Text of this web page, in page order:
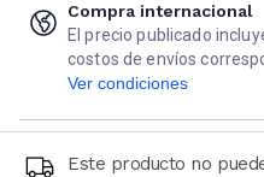
Compra internacional
El precio publicado
costos de envíos
Ver condiciones
Este producto no